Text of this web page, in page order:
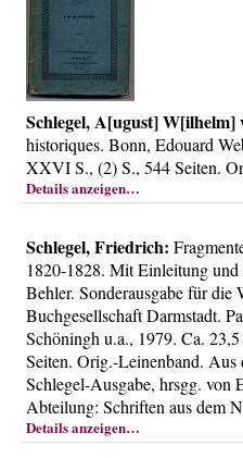
Schlegel, A[ugust] W[ilhelm]
historiques. Bonn, Edouard
XXVI S., (2) S., 544 Seiten.
Details anzeigen…
Schlegel, Friedrich:
1820-1828. Mit Einleitung
Behler. Sonderausgabe für die
Buchgesellschaft Darmstadt.
Schöningh u.a., 1979. Ca.
Seiten. Orig.-Leinenband.
Schlegel-Ausgabe, hrsgg. von
Abteilung: Schriften aus dem
Details anzeigen…